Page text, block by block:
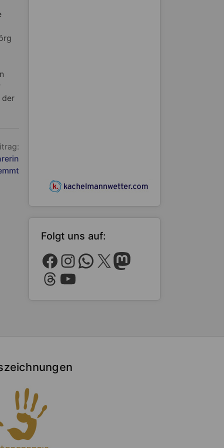
der
Folgt uns auf:
Facebook
Instagram
WhatsApp
X Mastodon
Threads
YouTube